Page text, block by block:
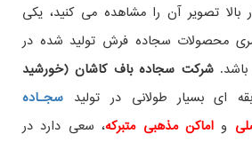
بالا تصویر آن را مشاهده می کنید، یکی
محصولات سجاده فرش تولید شده در
شرکت سجاده باف کاشان (خورشید
ای بسیار طولانی در تولید سجـاده
و اماکن مذهبی متبرکه، سعی دارد در